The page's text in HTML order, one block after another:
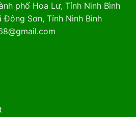
phố Hoa Lư, Tỉnh Ninh Bình
Đông Sơn, Tỉnh Ninh Bình